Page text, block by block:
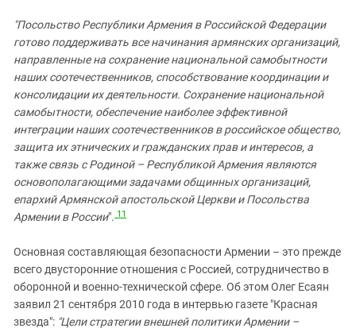
"Посольство Республики Армения в Российской Федерации
готово поддерживать все начинания армянских организаций,
направленные на сохранение национальной самобытности
наших соотечественников, способствование координации и
консолидации их деятельности. Сохранение национальной
самобытности, обеспечение наиболее эффективной
интеграции наших соотечественников в российское общество,
защита их этнических и гражданских прав и интересов, а
также связь с Родиной – Республикой Армения являются
основополагающими задачами общинных организаций,
епархий Армянской апостольской Церкви и Посольства
Армении в России". 11
Основная составляющая безопасности Армении – это прежде
всего двусторонние отношения с Россией, сотрудничество в
оборонной и военно-технической сфере. Об этом Олег Есаян
заявил 21 сентября 2010 года в интервью газете "Красная
звезда": "Цели стратегии внешней политики Армении –